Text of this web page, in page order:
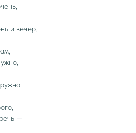
и вечер.
—